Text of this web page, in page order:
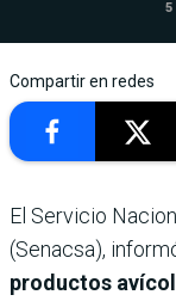
5
Compartir en redes
El Servicio
(Senacsa),
productos